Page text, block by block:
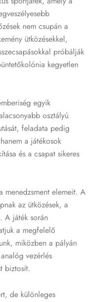
nem csupán a
ütközésekkel,
próbálják
kegyetlen
egyik
osztályú
feladata pedig
a játékosok
és a csapat sikeres
menedzsment elemeit. A
az ütközések, a
A játék során
a megfelelő
miközben a pályán
vezérlés
biztosít.
de különleges